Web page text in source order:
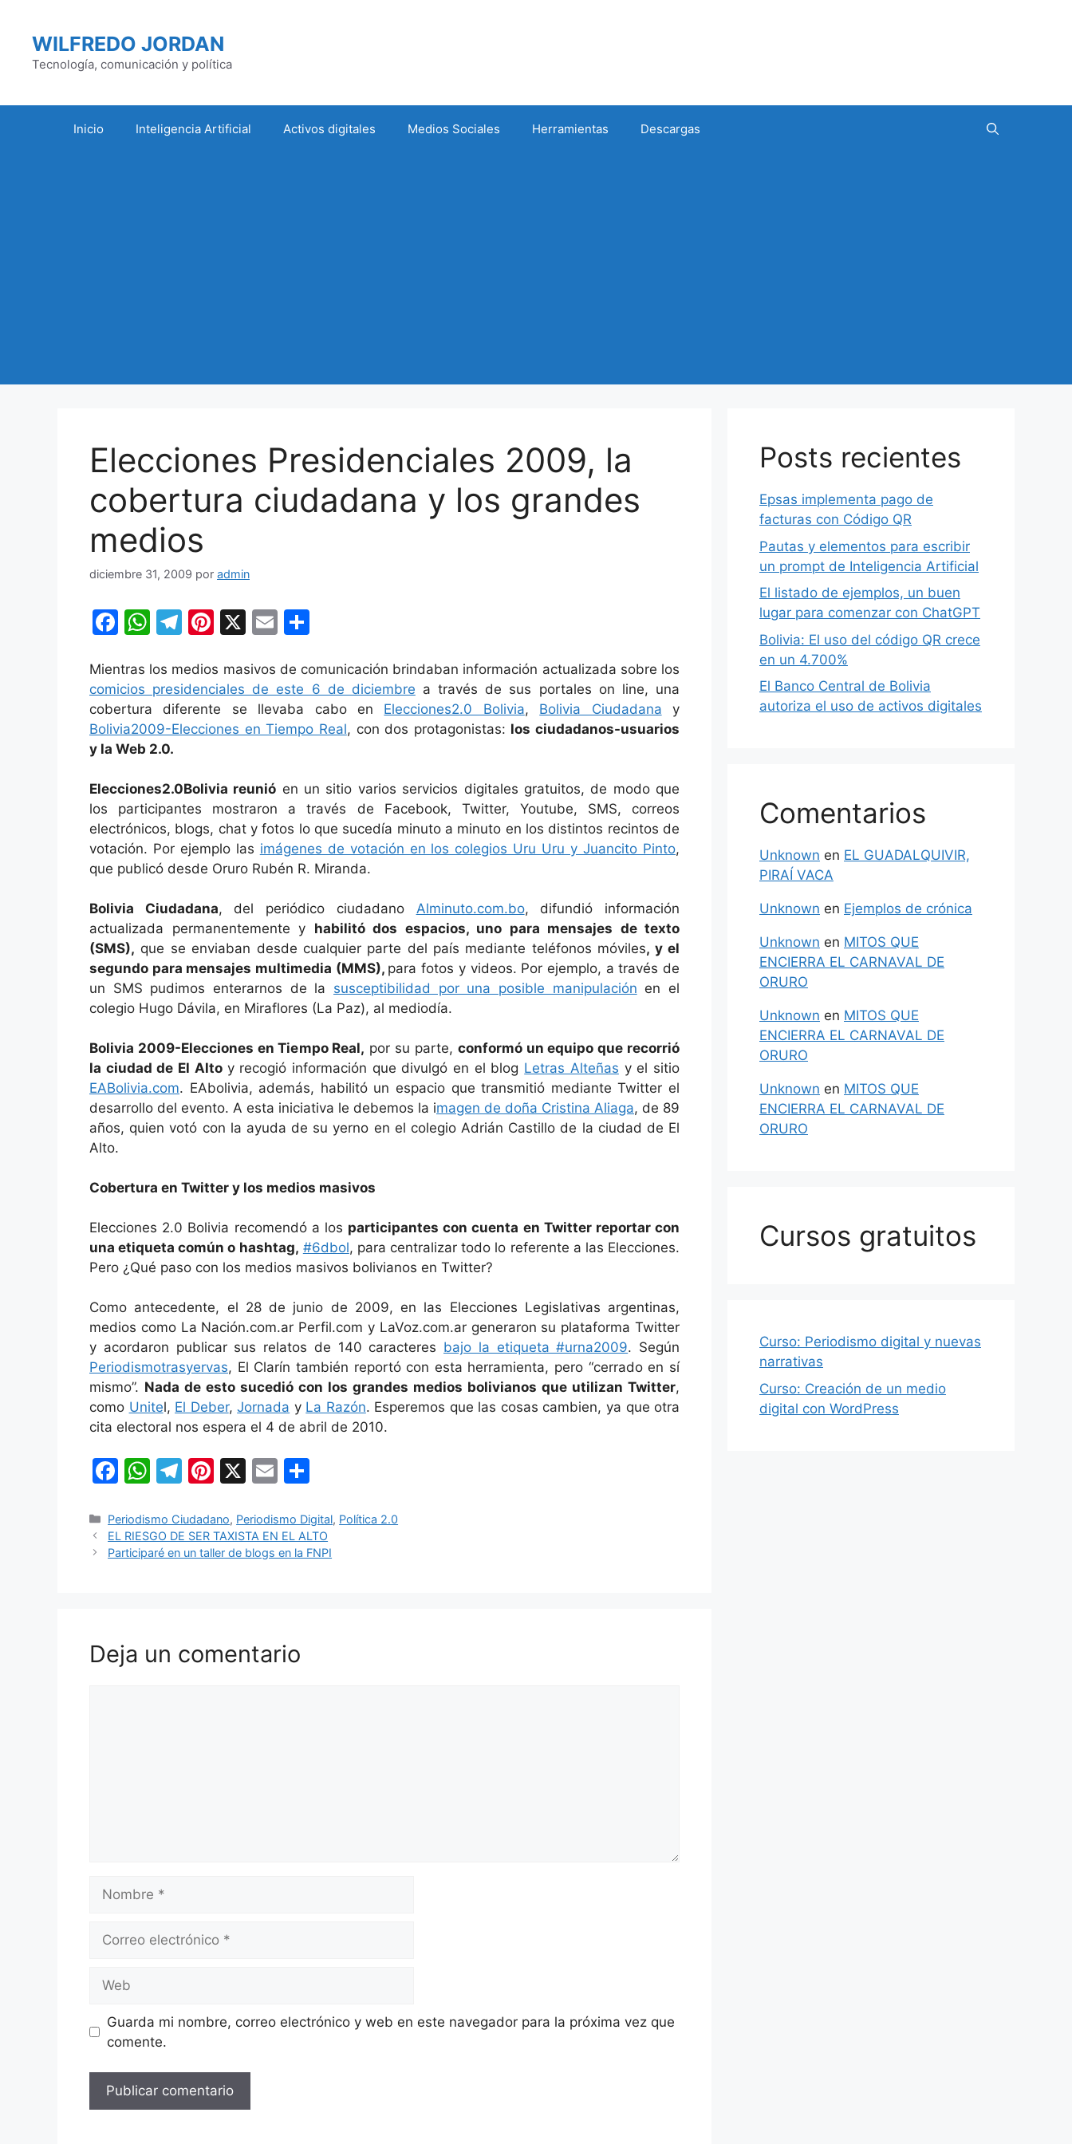
contenidoWILFREDO JORDAN
Tecnología, comunicación y política
Inicio Inteligencia Artificial Activos digitales Medios Sociales Herramientas Descargas
Elecciones Presidenciales 2009, la
cobertura ciudadana y los grandes
medios
diciembre 31, 2009 por admin
F
c
e
b
o
o
k
W
at
s
A
p
p
T
e
gr
a
Pi
er
e
st
X
E
ai
l
m
p
ar
Mientras los medios masivos de comunicación brindaban información actualizada sobre los
comicios presidenciales de este 6 de diciembre a través de sus portales on line, una
cobertura diferente se llevaba cabo en Elecciones2.0 Bolivia, Bolivia Ciudadana y
Bolivia2009-Elecciones en Tiempo Real, con dos protagonistas: los ciudadanos-usuarios
y la Web 2.0.
Elecciones2.0Bolivia reunió en un sitio varios servicios digitales gratuitos, de modo que
los participantes mostraron a través de Facebook, Twitter, Youtube, SMS, correos
electrónicos, blogs, chat y fotos lo que sucedía minuto a minuto en los distintos recintos de
votación. Por ejemplo las imágenes de votación en los colegios Uru Uru y Juancito Pinto,
que publicó desde Oruro Rubén R. Miranda.
Bolivia Ciudadana, del periódico ciudadano Alminuto.com.bo, difundió información
actualizada permanentemente y habilitó dos espacios, uno para mensajes de texto
(SMS), que se enviaban desde cualquier parte del país mediante teléfonos móviles, y el
segundo para mensajes multimedia (MMS), para fotos y videos. Por ejemplo, a través de
un SMS pudimos enterarnos de la susceptibilidad por una posible manipulación en el
colegio Hugo Dávila, en Miraflores (La Paz), al mediodía.
Bolivia 2009-Elecciones en Tiempo Real, por su parte, conformó un equipo que recorrió
la ciudad de El Alto y recogió información que divulgó en el blog Letras Alteñas y el sitio
EABolivia.com. EAbolivia, además, habilitó un espacio que transmitió mediante Twitter el
desarrollo del evento. A esta iniciativa le debemos la imagen de doña Cristina Aliaga, de 89
años, quien votó con la ayuda de su yerno en el colegio Adrián Castillo de la ciudad de El
Alto.
Cobertura en Twitter y los medios masivos
Elecciones 2.0 Bolivia recomendó a los participantes con cuenta en Twitter reportar con
una etiqueta común o hashtag, #6dbol, para centralizar todo lo referente a las Elecciones.
Pero ¿Qué paso con los medios masivos bolivianos en Twitter?
Como antecedente, el 28 de junio de 2009, en las Elecciones Legislativas argentinas,
medios como La Nación.com.ar Perfil.com y LaVoz.com.ar generaron su plataforma Twitter
y acordaron publicar sus relatos de 140 caracteres bajo la etiqueta #urna2009. Según
Periodismotrasyervas, El Clarín también reportó con esta herramienta, pero “cerrado en sí
mismo”. Nada de esto sucedió con los grandes medios bolivianos que utilizan Twitter,
como Unitel, El Deber,Jornada y La Razón. Esperemos que las cosas cambien, ya que otra
cita electoral nos espera el 4 de abril de 2010.
F
c
e
k
W
at
s
T
e
gr
Pi
er
e
X
E
ai
l
m
p
Categorías
Periodismo Ciudadano, Periodismo Digital, Política 2.0
EL RIESGO DE SER TAXISTA EN EL ALTO
Participaré en un taller de blogs en la FNPI
Deja un comentario
electrónico
Guarda mi nombre, correo electrónico y web en este navegador para la próxima vez que
comente.
Posts recientes
Epsas implementa pago de
facturas con Código QR
Pautas y elementos para escribir
un prompt de Inteligencia Artificial
El listado de ejemplos, un buen
lugar para comenzar con ChatGPT
Bolivia: El uso del código QR crece
en un 4.700%
El Banco Central de Bolivia
autoriza el uso de activos digitales
Comentarios
Unknown en EL GUADALQUIVIR,
PIRAÍ VACA
Unknown en Ejemplos de crónica
Unknown en MITOS QUE
ENCIERRA EL CARNAVAL DE
ORURO
Unknown en MITOS QUE
ENCIERRA EL CARNAVAL DE
ORURO
Unknown en MITOS QUE
ENCIERRA EL CARNAVAL DE
ORURO
Cursos gratuitos
Curso: Periodismo digital y nuevas
narrativas
Curso: Creación de un medio
digital con WordPress